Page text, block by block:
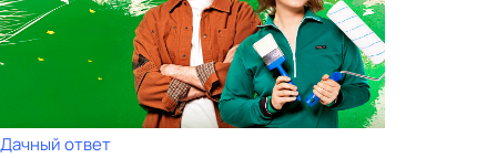
Дачный ответ